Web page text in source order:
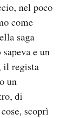
nel poco
come
saga
e un
il regista
un
di
scoprì